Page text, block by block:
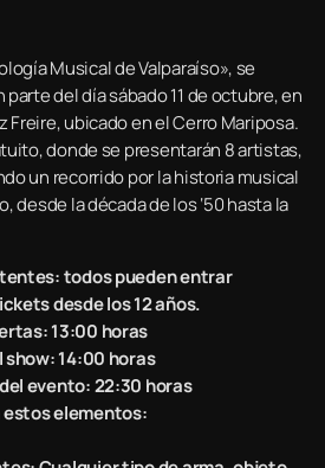
Musical de Valparaíso», se
del día sábado 11 de octubre, en
Freire, ubicado en el Cerro Mariposa.
donde se presentarán 8 artistas,
un recorrido por la historia musical
desde la década de los ‘50 hasta la
todos pueden entrar
desde los 12 años.
13:00 horas
show: 14:00 horas
evento: 22:30 horas
estos elementos: